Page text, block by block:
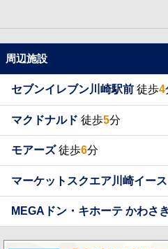
周辺施設
セブンイレブン川崎駅前 徒歩4
マクドナルド 徒歩5分
モアーズ徒歩6分
マーケットスクエア川崎イース
MEGAドン・キホーテ かわさ